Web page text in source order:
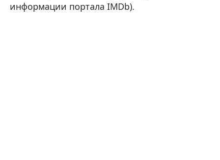
информации портала IMDb).